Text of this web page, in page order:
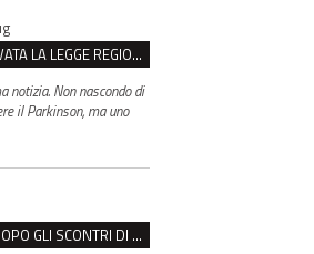
IN EMILIA-ROMAGNA APPROVATA LA LEGGE REGIONALE SUL SUICIDIO MEDICALMENTE ASSISTITO
notizia. Non nascondo di
il Parkinson, ma uno
MINACCE ONLINE A LEPORE DOPO GLI SCONTRI DI BOLOGNA, ASSEGNATA LA SCORTA AL SINDACO